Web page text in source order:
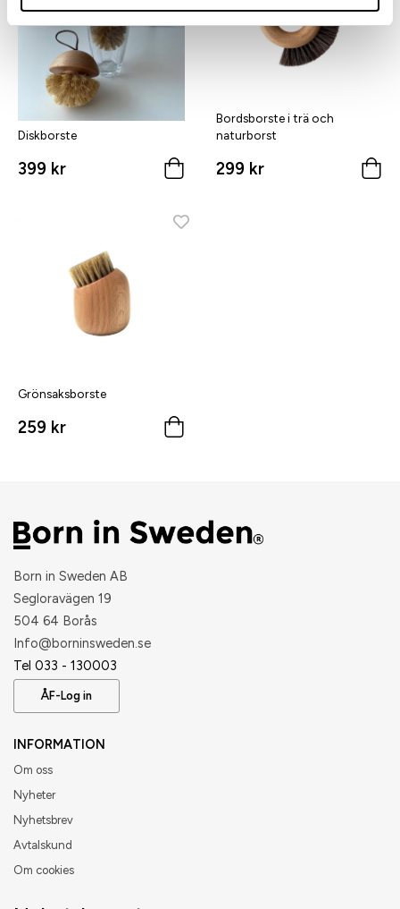
Diskborste
399 kr
Bordsborste i trä och
naturborst
299 kr
Grönsaksborste
259 kr
Born in Sweden AB
Segloravägen 19
504 64 Borås
​Info@borninsweden.se
Tel 033 - 130003
ÅF-Log in
INFORMATION
Om oss
Nyheter
Nyhetsbrev
Avtalskund
Om cookies